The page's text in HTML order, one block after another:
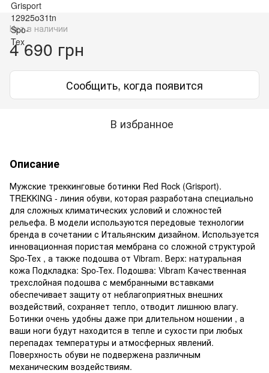
Нет в наличии
4 690 грн
Сообщить, когда появится
В избранное
Описание
Мужские треккинговые ботинки Red Rock (Grisport).
TREKKING - линия обуви, которая разработана специально
для сложных климатических условий и сложностей
рельефа. В модели используются передовые технологии
бренда в сочетании с Итальянским дизайном. Используется
инновационная пористая мембрана со сложной структурой
Spo-Tex , а также подошва от Vibram. Верх: натуральная
кожа Подкладка: Spo-Tex. Подошва: Vibram Качественная
трехслойная подошва с мембранными вставками
обеспечивает защиту от неблагоприятных внешних
воздействий, сохраняет тепло, отводит лишнюю влагу.
Ботинки очень удобны даже при длительном ношении , а
ваши ноги будут находится в тепле и сухости при любых
перепадах температуры и атмосферных явлений.
Поверхность обуви не подвержена различным
механическим воздействиям.